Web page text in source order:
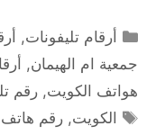
التصنيفات
أرقام تليفونات,
جمعية ام الهيمان,
هواتف الكويت, رقم
الوسوم
الكويت,رقم